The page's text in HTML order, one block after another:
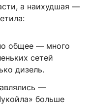
а наихудшая —
общее — много
сетей
дизель.
—
больше